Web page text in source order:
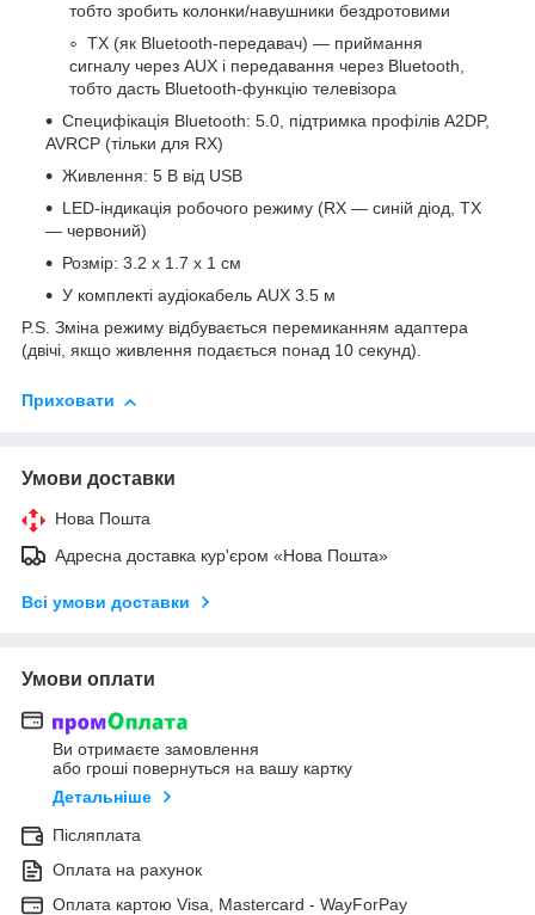
тобто зробить колонки/навушники бездротовими
TX (як Bluetooth-передавач) — приймання
сигналу через AUX і передавання через Bluetooth,
тобто дасть Bluetooth-функцію телевізора
Специфікація Bluetooth: 5.0, підтримка профілів A2DP,
AVRCP (тільки для RX)
Живлення: 5 В від USB
LED-індикація робочого режиму (RX — синій діод, TX
— червоний)
Розмір: 3.2 х 1.7 х 1 см
У комплекті аудіокабель AUX 3.5 м
P.S. Зміна режиму відбувається перемиканням адаптера
(двічі, якщо живлення подається понад 10 секунд).
Приховати
Умови доставки
Нова Пошта
Адресна доставка кур'єром «Нова Пошта»
Всі умови доставки
Умови оплати
Ви отримаєте замовлення
або гроші повернуться на вашу картку
Детальніше
Післяплата
Оплата на рахунок
Оплата картою Visa, Mastercard - WayForPay